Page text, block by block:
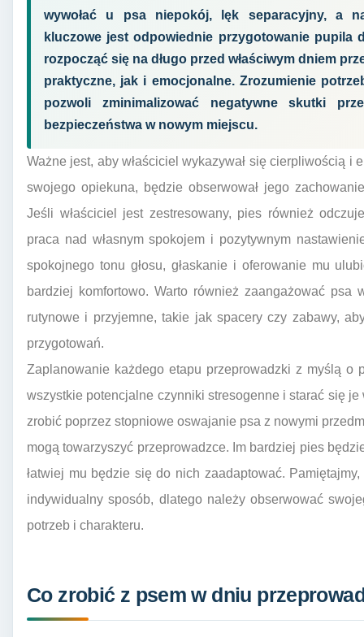
wywołać u psa niepokój, lęk separacyjny, a
kluczowe jest odpowiednie przygotowanie pupila
rozpocząć się na długo przed właściwym dniem
praktyczne, jak i emocjonalne. Zrozumienie
pozwoli zminimalizować negatywne skutki
bezpieczeństwa w nowym miejscu.
Ważne jest, aby właściciel wykazywał się cierpliwością i
swojego opiekuna, będzie obserwował jego
Jeśli właściciel jest zestresowany, pies również
praca nad własnym spokojem i pozytywnym
spokojnego tonu głosu, głaskanie i oferowanie mu
bardziej komfortowo. Warto również zaangażować
rutynowe i przyjemne, takie jak spacery czy zabawy,
przygotowań.
Zaplanowanie każdego etapu przeprowadzki z myślą o
wszystkie potencjalne czynniki stresogenne i starać się
zrobić poprzez stopniowe oswajanie psa z nowymi
mogą towarzyszyć przeprowadzce. Im bardziej pies
łatwiej mu będzie się do nich zaadaptować.
indywidualny sposób, dlatego należy obserwować
potrzeb i charakteru.
Co zrobić z psem w dniu